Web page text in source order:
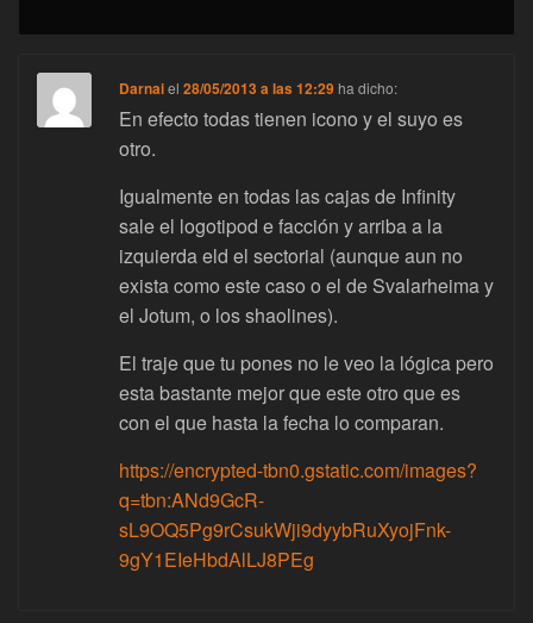
Darnaiel28/05/2013 a las 12:29 ha dicho:
En efecto todas tienen icono y el suyo es
otro.
Igualmente en todas las cajas de Infinity
sale el logotipod e facción y arriba a la
izquierda eld el sectorial (aunque aun no
exista como este caso o el de Svalarheima y
el Jotum, o los shaolines).
El traje que tu pones no le veo la lógica pero
esta bastante mejor que este otro que es
con el que hasta la fecha lo comparan.
https://encrypted-tbn0.gstatic.com/images?
q=tbn:ANd9GcR-
sL9OQ5Pg9rCsukWji9dyybRuXyojFnk-
9gY1EIeHbdAlLJ8PEg